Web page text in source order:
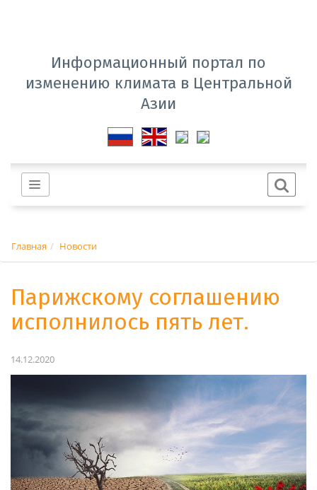
Информационный портал по
изменению климата в Центральной
Азии
Главная Новости
Парижскому соглашению
исполнилось пять лет.
14.12.2020